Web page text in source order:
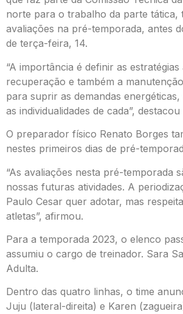
norte para o trabalho da parte tática,
avaliações na pré-temporada, antes
de terça-feira, 14.
“A importância é definir as
recuperação e também a
para suprir as demandas
as individualidades de cada”, destacou
O preparador físico Renato Borges
nestes primeiros dias de pré-
“As avaliações nesta pré-temporada
nossas futuras atividades. A
Paulo Cesar quer adotar, mas
atletas”, afirmou.
Para a temporada 2023, o elenco
assumiu o cargo de treinador. Sara
Adulta.
Dentro das quatro linhas, o time
Juju (lateral-direita) e Karen